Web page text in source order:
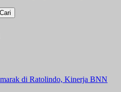
di Ratolindo, Kinerja BNN